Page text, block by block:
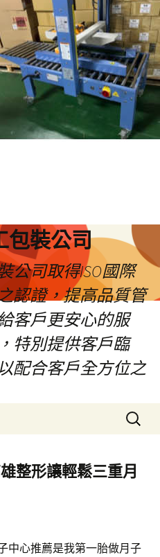
包裝公司
公司取得ISO國際
認證，提高品質管
客戶更安心的服
特別提供客戶臨
配合客戶全方位之
搜
尋
鍵
字:
整形讓輕鬆三重月
中心推薦是我第一胎做月子